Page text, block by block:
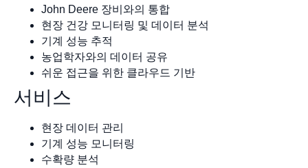
John Deere 장비와의 통합
현장 건강 모니터링 및 데이터 분석
기계 성능 추적
농업학자와의 데이터 공유
쉬운 접근을 위한 클라우드 기반
서비스
현장 데이터 관리
기계 성능 모니터링
수확량 분석